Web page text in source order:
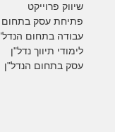
שיווק פרוייקט
פתיחת עסק בתחום
עבודה בתחום
לימודי תיווך נדל"ן
עסק בתחום הנדל"ן